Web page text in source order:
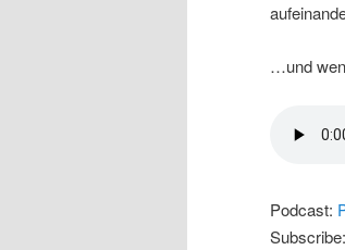
…und
Podcast:
Subscribe: